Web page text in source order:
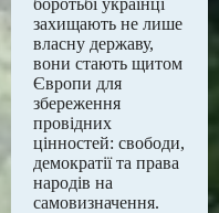
боротьбі українці
захищають не лише
власну державу,
вони стають щитом
Європи для
збереження
провідних
цінностей: свободи,
демократії та права
народів на
самовизначення.